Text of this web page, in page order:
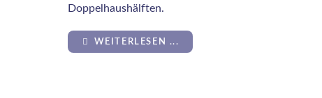
Doppelhaushälften.
WEITERLESEN ...